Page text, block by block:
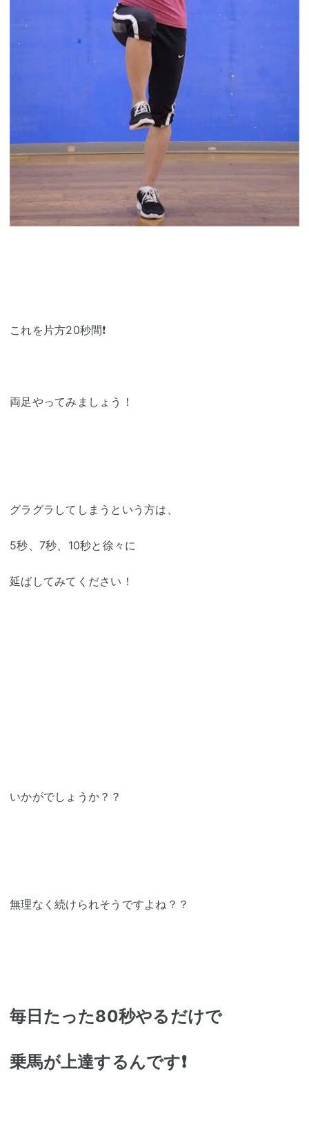
これを片方20秒間❗️
両足やってみましょう！
グラグラしてしまうという方は、
5秒、7秒、10秒と徐々に
延ばしてみてください！
いかがでしょうか？？
無理なく続けられそうですよね？？
毎日たった80秒やるだけで
乗馬が上達するんです❗️